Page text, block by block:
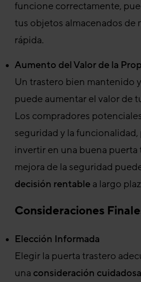
funcione correctamente,
tus objetos almacenados de
rápida.
Aumento del Valor de la
Un trastero bien mantenido
puede aumentar el valor de
Los compradores
seguridad y la funcionalidad,
invertir en una buena puerta
mejora de la seguridad
decisión rentable a largo
Consideraciones
Elección Informada
Elegir la puerta trastero
una consideración cuidadosa